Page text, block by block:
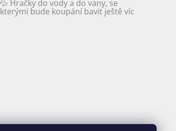
💦 Hračky do vody a do vany, se
kterými bude koupání bavit ještě víc